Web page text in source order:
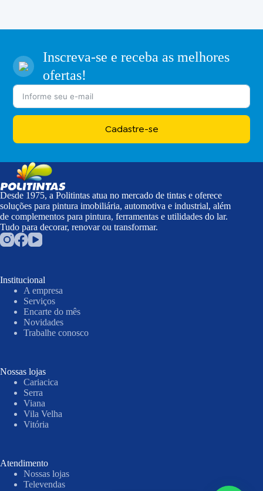
Inscreva-se e receba as melhores
ofertas!
Cadastre-se
Desde 1975, a Politintas atua no mercado de tintas e oferece
soluções para pintura imobiliária, automotiva e industrial, além
de complementos para pintura, ferramentas e utilidades do lar.
Tudo para decorar, renovar ou transformar.
Institucional
A empresa
Serviços
Encarte do mês
Novidades
Trabalhe conosco
Nossas lojas
Cariacica
Serra
Viana
Vila Velha
Vitória
Atendimento
Nossas lojas
Televendas